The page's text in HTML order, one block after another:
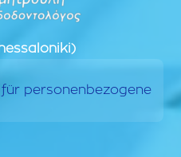
personenbezogene